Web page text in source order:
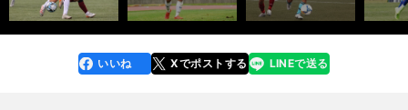
faceboo
k
いいね Xでポストする
line LINEで送る